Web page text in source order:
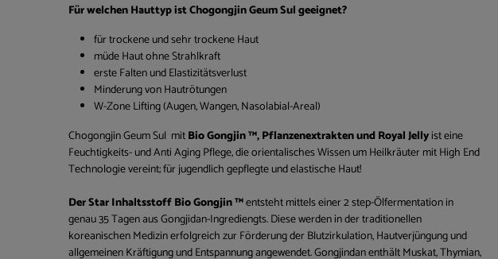
Für welchen Hauttyp ist Chogongjin Geum Sul geeignet?
für trockene und sehr trockene Haut
müde Haut ohne Strahlkraft
erste Falten und Elastizitätsverlust
Minderung von Hautrötungen
W-Zone Lifting (Augen, Wangen, Nasolabial-Areal)
Chogongjin Geum Sul mitBio Gongjin ™, Pflanzenextrakten und Royal Jellyist eine
Feuchtigkeits- und Anti Aging Pflege, die orientalisches Wissen um Heilkräuter mit High End
Technologie vereint; für jugendlich gepflegte und elastische Haut!
Der Star Inhaltsstoff Bio Gongjin ™entsteht mittels einer 2 step-Ölfermentation in
genau 35 Tagen aus Gongjidan-Ingrediengts. Diese werden in der traditionellen
koreanischen Medizin erfolgreich zur Förderung der Blutzirkulation, Hautverjüngung und
allgemeinen Kräftigung und Entspannung angewendet. Gongjindan enthält Muskat, Thymian,